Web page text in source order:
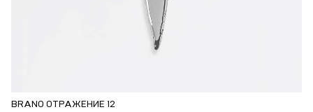
BRANO ОТРАЖЕНИЕ 12